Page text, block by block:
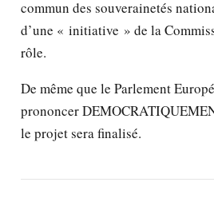
commun des souverainetés
d’une « initiative » de la
rôle.
De même que le Parlement
prononcer
le projet sera finalisé.